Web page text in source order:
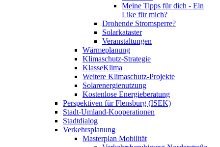
Meine Tipps für dich - Ein
Like für mich?
Drohende Stromsperre?
Solarkataster
Veranstaltungen
Wärmeplanung
Klimaschutz-Strategie
KlasseKlima
Weitere Klimaschutz-Projekte
Solarenergienutzung
Kostenlose Energieberatung
Perspektiven für Flensburg (ISEK)
Stadt-Umland-Kooperationen
Stadtdialog
Verkehrsplanung
Masterplan Mobilität